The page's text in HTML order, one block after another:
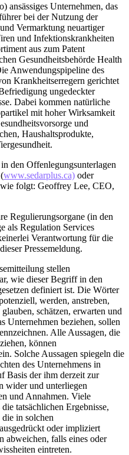
ansässiges Unternehmen, das
bei der Nutzung der
Vermarktung neuartiger
und Infektionskrankheiten
aus zum Patent
Gesundheitsbehörde Health
Anwendungspipeline des
Krankheitserregern gerichtet
ungedeckter
Dabei kommen natürliche
mit hoher Wirksamkeit
und
Haushaltsprodukte,
den Offenlegungsunterlagen
www.sedarplus.ca) oder
folgt: Geoffrey Lee, CEO,
Regulierungsorgane (in den
als Regulation Services
Verantwortung für die
Pressemeldung.
stellen
wie dieser Begriff in den
definiert ist. Die Wörter
werden, anstreben,
schätzen, erwarten und
Unternehmen beziehen, sollen
Alle Aussagen, die
können
Solche Aussagen spiegeln die
des Unternehmens in
Basis der ihm derzeit zur
wider und unterliegen
und Annahmen. Viele
tatsächlichen Ergebnisse,
in solchen
oder impliziert
abweichen, falls eines oder
eintreten.